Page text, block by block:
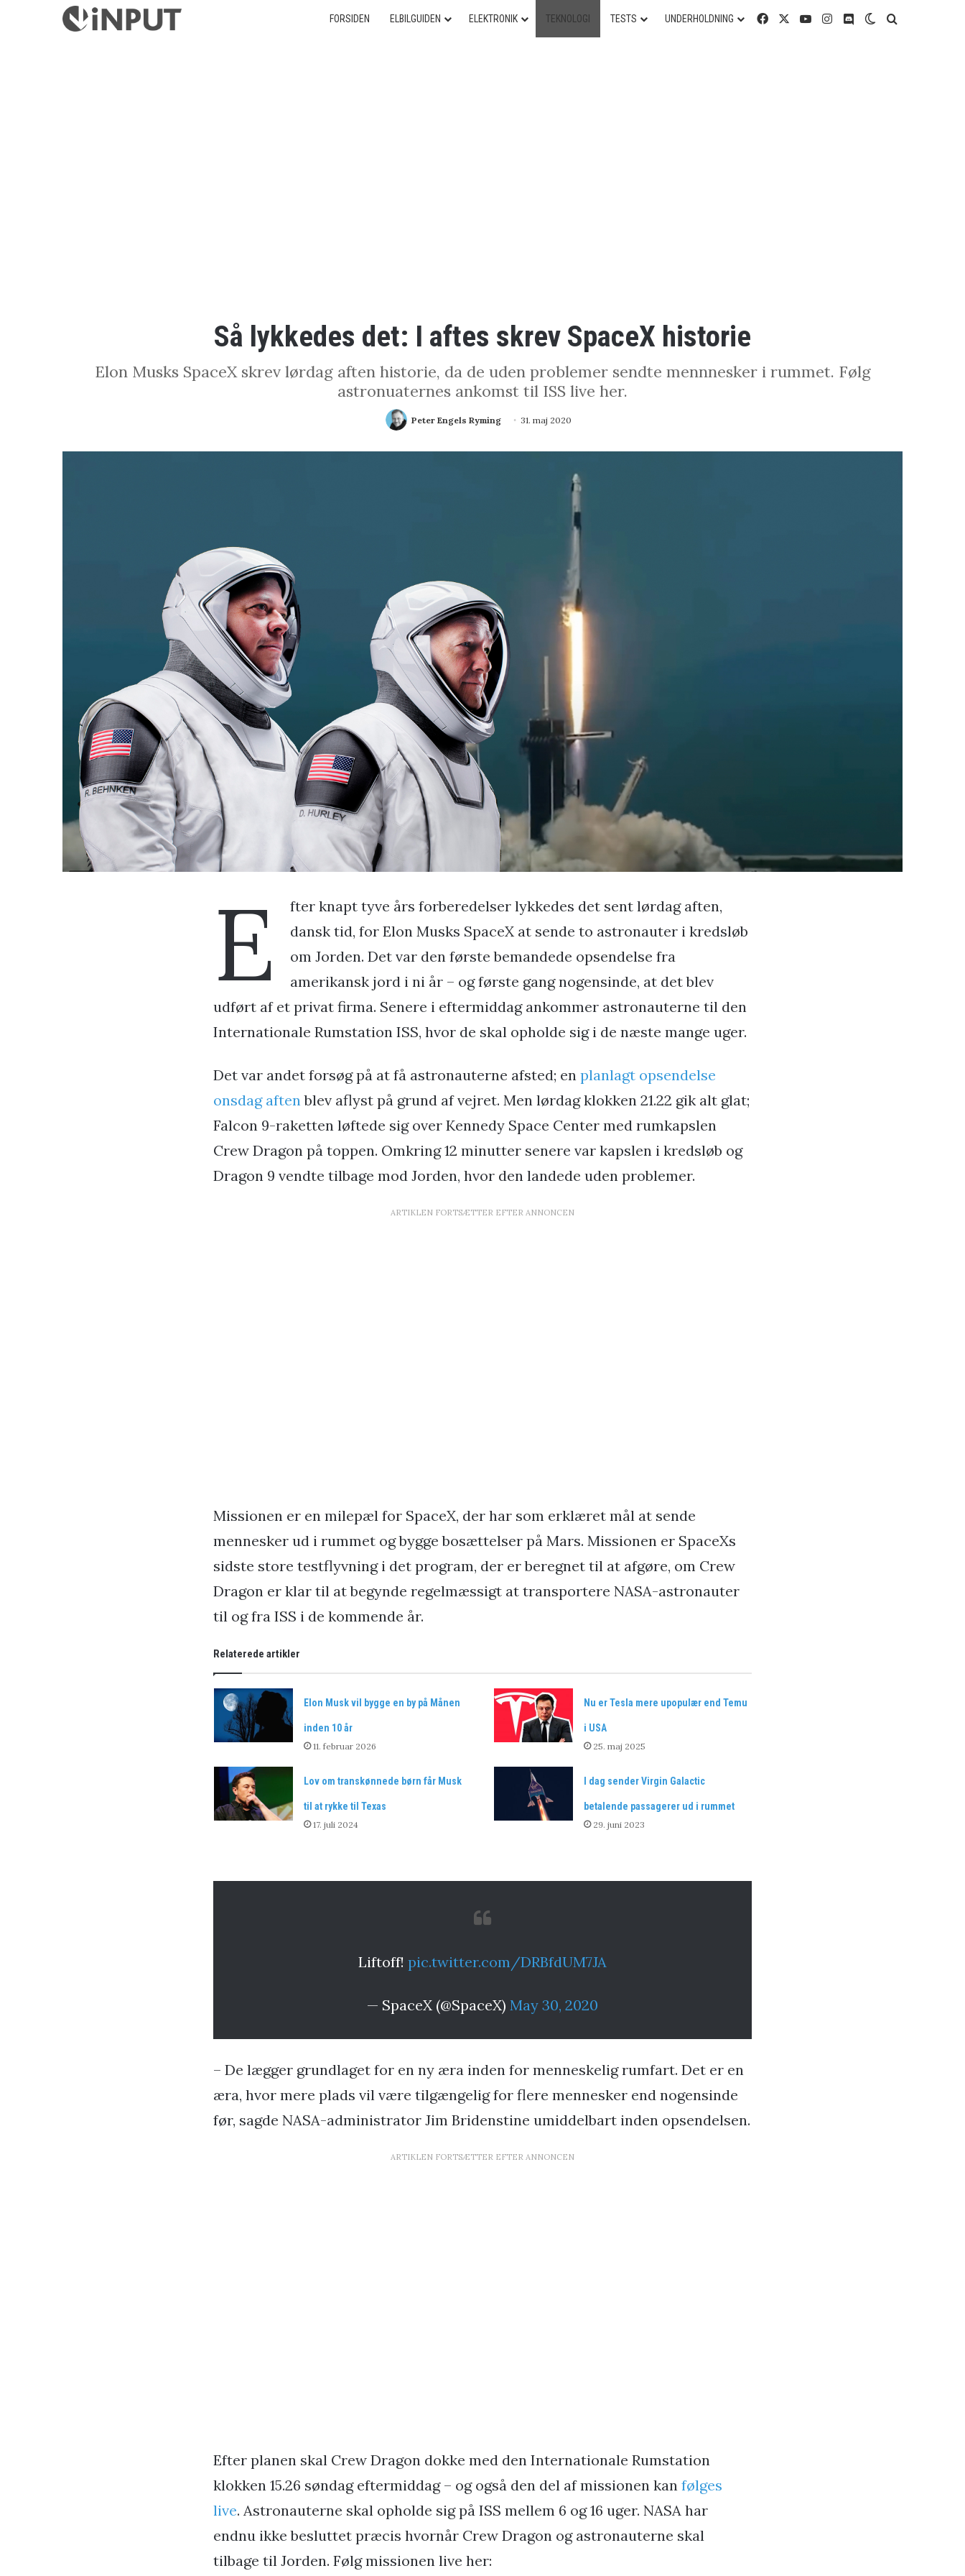
FORSIDEN ELBILGUIDEN ELEKTRONIK TEKNOLOGI TESTS UNDERHOLDNING FacebookYouTubeInstagram
DiscordSwitch skin
Så lykkedes det: I aftes skrev SpaceX historie
Elon Musks SpaceX skrev lørdag aften historie, da de uden problemer sendte mennnesker i rummet. Følg
astronuaternes ankomst til ISS live her.
Peter Engels Ryming 31. maj 2020
E
fter knapt tyve års forberedelser lykkedes det sent lørdag aften,
dansk tid, for Elon Musks SpaceX at sende to astronauter i kredsløb
om Jorden. Det var den første bemandede opsendelse fra
amerikansk jord i ni år – og første gang nogensinde, at det blev
udført af et privat firma. Senere i eftermiddag ankommer astronauterne til den
Internationale Rumstation ISS, hvor de skal opholde sig i de næste mange uger.
Det var andet forsøg på at få astronauterne afsted; en planlagt opsendelse
onsdag aftenblev aflyst på grund af vejret. Men lørdag klokken 21.22 gik alt glat;
Falcon 9-raketten løftede sig over Kennedy Space Center med rumkapslen
Crew Dragon på toppen. Omkring 12 minutter senere var kapslen i kredsløb og
Dragon 9 vendte tilbage mod Jorden, hvor den landede uden problemer.
ARTIKLEN FORTSÆTTER EFTER ANNONCEN
Missionen er en milepæl for SpaceX, der har som erklæret mål at sende
mennesker ud i rummet og bygge bosættelser på Mars. Missionen er SpaceXs
sidste store testflyvning i det program, der er beregnet til at afgøre, om Crew
Dragon er klar til at begynde regelmæssigt at transportere NASA-astronauter
til og fra ISS i de kommende år.
Relaterede artikler
Elon Musk vil bygge en by på Månen
inden 10 år
11. februar 2026
Nu er Tesla mere upopulær end Temu
i USA
25. maj 2025
Lov om transkønnede børn får Musk
til at rykke til Texas
17. juli 2024
I dag sender Virgin Galactic
betalende passagerer ud i rummet
29. juni 2023
Liftoff! pic.twitter.com/DRBfdUM7JA
— SpaceX (@SpaceX) May 30, 2020
– De lægger grundlaget for en ny æra inden for menneskelig rumfart. Det er en
æra, hvor mere plads vil være tilgængelig for flere mennesker end nogensinde
før, sagde NASA-administrator Jim Bridenstine umiddelbart inden opsendelsen.
ARTIKLEN FORTSÆTTER EFTER ANNONCEN
Efter planen skal Crew Dragon dokke med den Internationale Rumstation
klokken 15.26 søndag eftermiddag – og også den del af missionen kan følges
live. Astronauterne skal opholde sig på ISS mellem 6 og 16 uger. NASA har
endnu ikke besluttet præcis hvornår Crew Dragon og astronauterne skal
tilbage til Jorden. Følg missionen live her: